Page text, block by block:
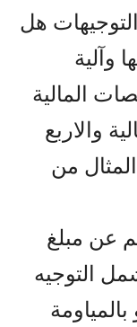
هل
وآلية
المالية
والاربع
من
عن مبلغ
التوجيه